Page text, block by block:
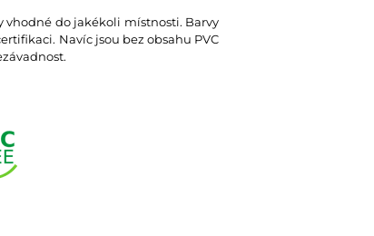
vhodné do jakékoli místnosti. Barvy
Navíc jsou bez obsahu PVC